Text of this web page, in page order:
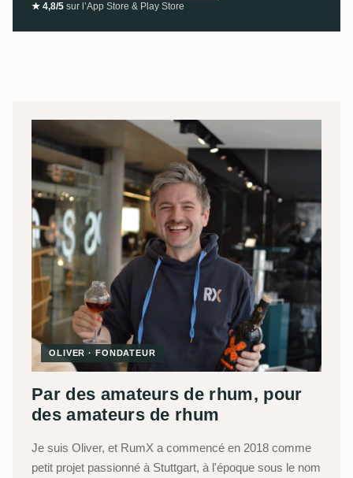
★ 4,8/5 sur l’App Store & Play Store
OLIVER · FONDATEUR
Par des amateurs de rhum, pour
des amateurs de rhum
Je suis Oliver, et RumX a commencé en 2018 comme
petit projet passionné à Stuttgart, à l'époque sous le nom